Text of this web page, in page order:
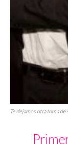
Te dejamos otra toma de